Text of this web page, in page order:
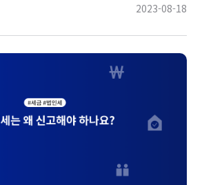
2023-08-18